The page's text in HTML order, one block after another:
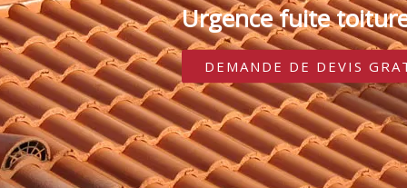
Urgence fuite
DEMANDE DE DEVIS